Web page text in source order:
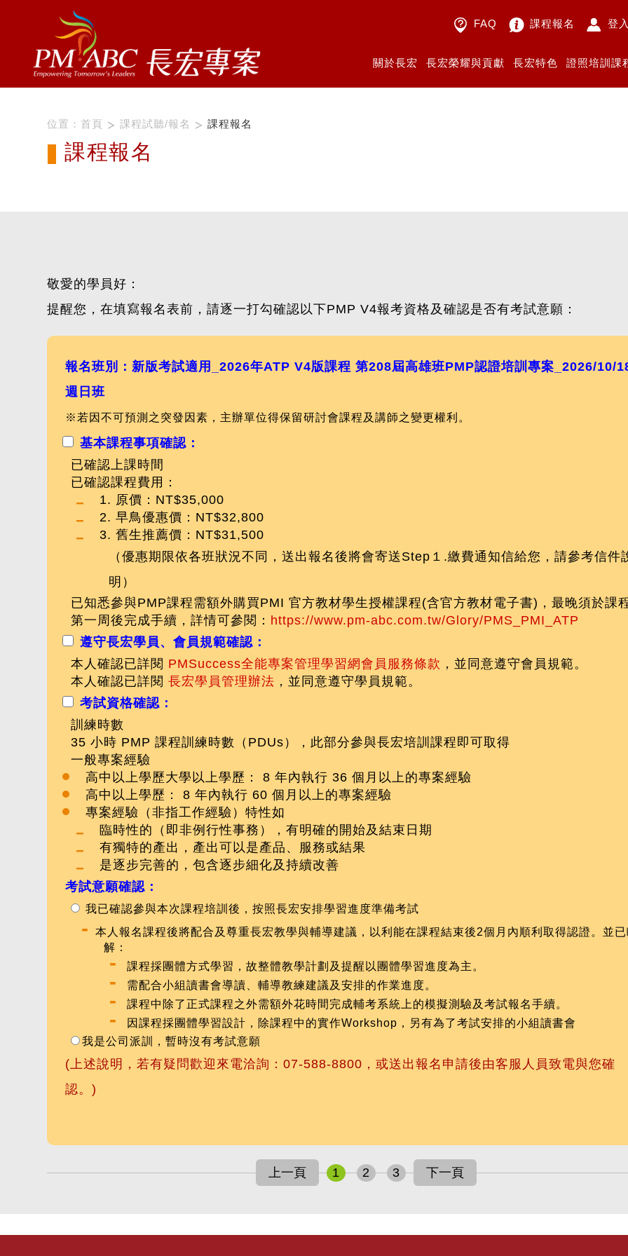
證照培訓課
長宏特色
長宏榮耀與貢獻
關於長宏
登
課程報名
FAQ
位置：首頁 課程試聽/報名 課程報名
課程報名
敬愛的學員好：
提醒您，在填寫報名表前，請逐一打勾確認以下PMP V4報考資格及確認是否有考試意願：
報名班別：新版考試適用_2026年ATP V4版課程 第208屆高雄班PMP認證培訓專案_2026/10/
週日班
※若因不可預測之突發因素，主辦單位得保留研討會課程及講師之變更權利。
基本課程事項確認：
已確認上課時間
已確認課程費用：
1. 原價：NT$35,000
2. 早鳥優惠價：NT$32,800
3. 舊生推薦價：NT$31,500
（優惠期限依各班狀況不同，送出報名後將會寄送Step１.繳費通知信給您，請參考信件
明）
已知悉參與PMP課程需額外購買PMI 官方教材學生授權課程(含官方教材電子書)，最晚須於課
第一周後完成手續，詳情可參閱： https://www.pm-abc.com.tw/Glory/PMS_PMI_ATP
遵守長宏學員、會員規範確認：
本人確認已詳閱 PMSuccess全能專案管理學習網會員服務條款 ，並同意遵守會員規範。
本人確認已詳閱長宏學員管理辦法 ，並同意遵守學員規範。
考試資格確認：
訓練時數
35 小時 PMP 課程訓練時數（PDUs），此部分參與長宏培訓課程即可取得
一般專案經驗
高中以上學歷大學以上學歷： 8 年內執行 36 個月以上的專案經驗
高中以上學歷： 8 年內執行 60 個月以上的專案經驗
專案經驗（非指工作經驗）特性如
臨時性的（即非例行性事務），有明確的開始及結束日期
有獨特的產出，產出可以是產品、服務或結果
是逐步完善的，包含逐步細化及持續改善
考試意願確認：
我已確認參與本次課程培訓後，按照長宏安排學習進度準備考試
-本人報名課程後將配合及尊重長宏教學與輔導建議，以利能在課程結束後2個月內順利取得認證。並
解：
- 課程採團體方式學習，故整體教學計劃及提醒以團體學習進度為主。
- 需配合小組讀書會導讀、輔導教練建議及安排的作業進度。
- 課程中除了正式課程之外需額外花時間完成輔考系統上的模擬測驗及考試報名手續。
-
因課程採團體學習設計，除課程中的實作Workshop，另有為了考試安排的小組讀書會
我是公司派訓，暫時沒有考試意願
(上述說明，若有疑問歡迎來電洽詢：07-588-8800，或送出報名申請後由客服人員致電與您確
認。)
1 2 3